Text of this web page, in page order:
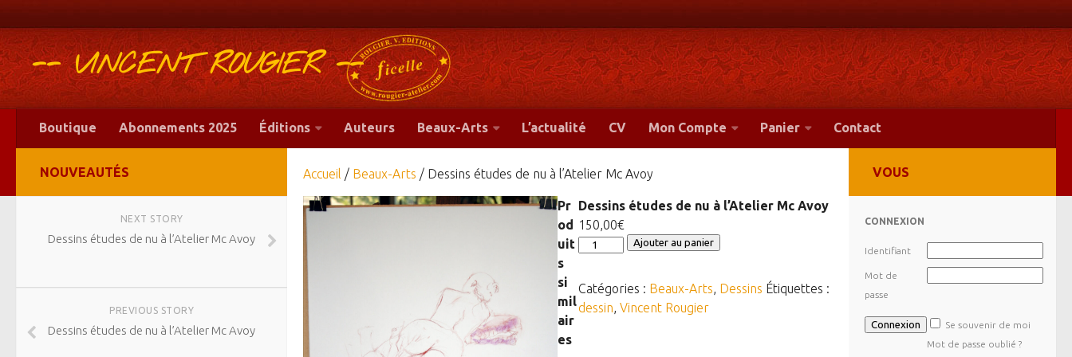
-- VINCENT ROUGIER --
Boutique Abonnements 2025 Éditions Auteurs Beaux-Arts L’actualité CV Mon Compte Panier Contact
Accueil / Beaux-Arts / Dessins études de nu à l’Atelier Mc Avoy
Dessins études de nu à l’Atelier Mc Avoy
150,00€
quantité
Dessins
études
Ajouter au panier
Catégories : Beaux-Arts, Dessins Étiquettes :
dessin,Vincent Rougier
Pr
od
uit
s
si
mil
air
es
NOUVEAUTÉS
NEXT STORY
Dessins études de nu à l’Atelier Mc Avoy
PREVIOUS STORY
Dessins études de nu à l’Atelier Mc Avoy
VOUS
CONNEXION
Identifiant
Mot de
passe
Se souvenir de moi
Mot de passe oublié ?